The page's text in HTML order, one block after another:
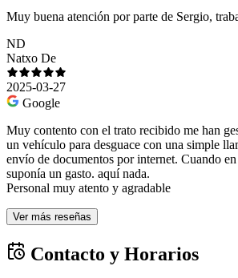
Muy buena atención por parte de Sergio,
ND
Natxo De
2025-03-27
Google
Muy contento con el trato recibido me han
un vehículo para desguace con una simple
envío de documentos por internet. Cuando
suponía un gasto. aquí nada.
Personal muy atento y agradable
Ver más reseñas
Contacto y Horarios